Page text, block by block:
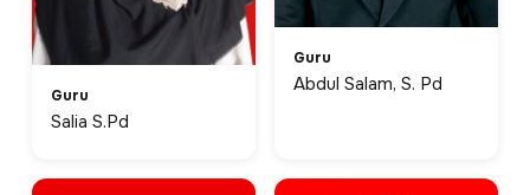
Guru
Salia S.Pd
Guru
Abdul Salam, S. Pd